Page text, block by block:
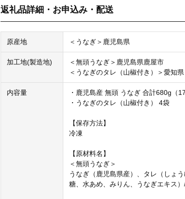
返礼品詳細・お申込み・配送
原産地 ＜うなぎ＞鹿児島県
加工地(製造地)
＜無頭うなぎ＞鹿児島県鹿屋市
＜うなぎのタレ（山椒付き）＞愛知県
内容量
・鹿児島産 無頭 うなぎ 合計680g（
・うなぎのタレ（山椒付き） 4袋
【保存方法】
冷凍
【原材料名】
＜無頭うなぎ＞
うなぎ（鹿児島県産）、タレ（しょ
糖、水あめ、みりん、うなぎエキス）